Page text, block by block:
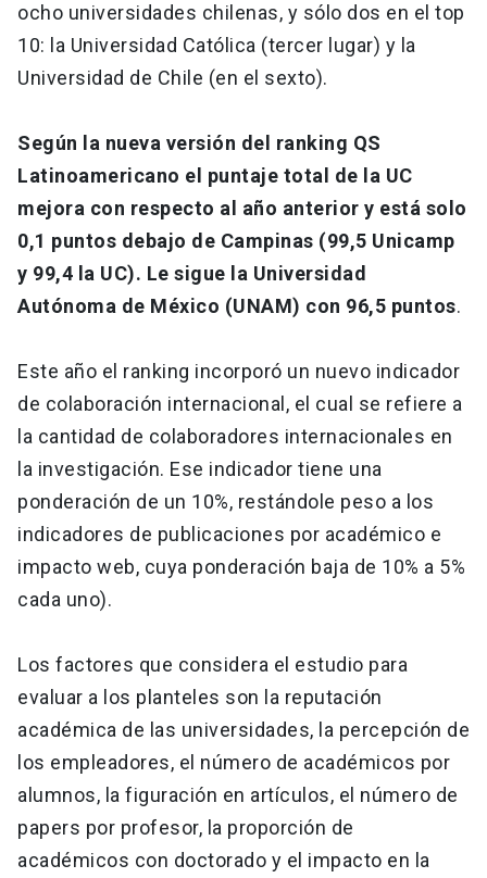
ocho universidades chilenas, y sólo dos en el top
10: la Universidad Católica (tercer lugar) y la
Universidad de Chile (en el sexto).
Según la nueva versión del ranking QS
Latinoamericano el puntaje total de la UC
mejora con respecto al año anterior y está solo
0,1 puntos debajo de Campinas (99,5 Unicamp
y 99,4 la UC). Le sigue la Universidad
Autónoma de México (UNAM) con 96,5 puntos.
Este año el ranking incorporó un nuevo indicador
de colaboración internacional, el cual se refiere a
la cantidad de colaboradores internacionales en
la investigación. Ese indicador tiene una
ponderación de un 10%, restándole peso a los
indicadores de publicaciones por académico e
impacto web, cuya ponderación baja de 10% a 5%
cada uno).
Los factores que considera el estudio para
evaluar a los planteles son la reputación
académica de las universidades, la percepción de
los empleadores, el número de académicos por
alumnos, la figuración en artículos, el número de
papers por profesor, la proporción de
académicos con doctorado y el impacto en la